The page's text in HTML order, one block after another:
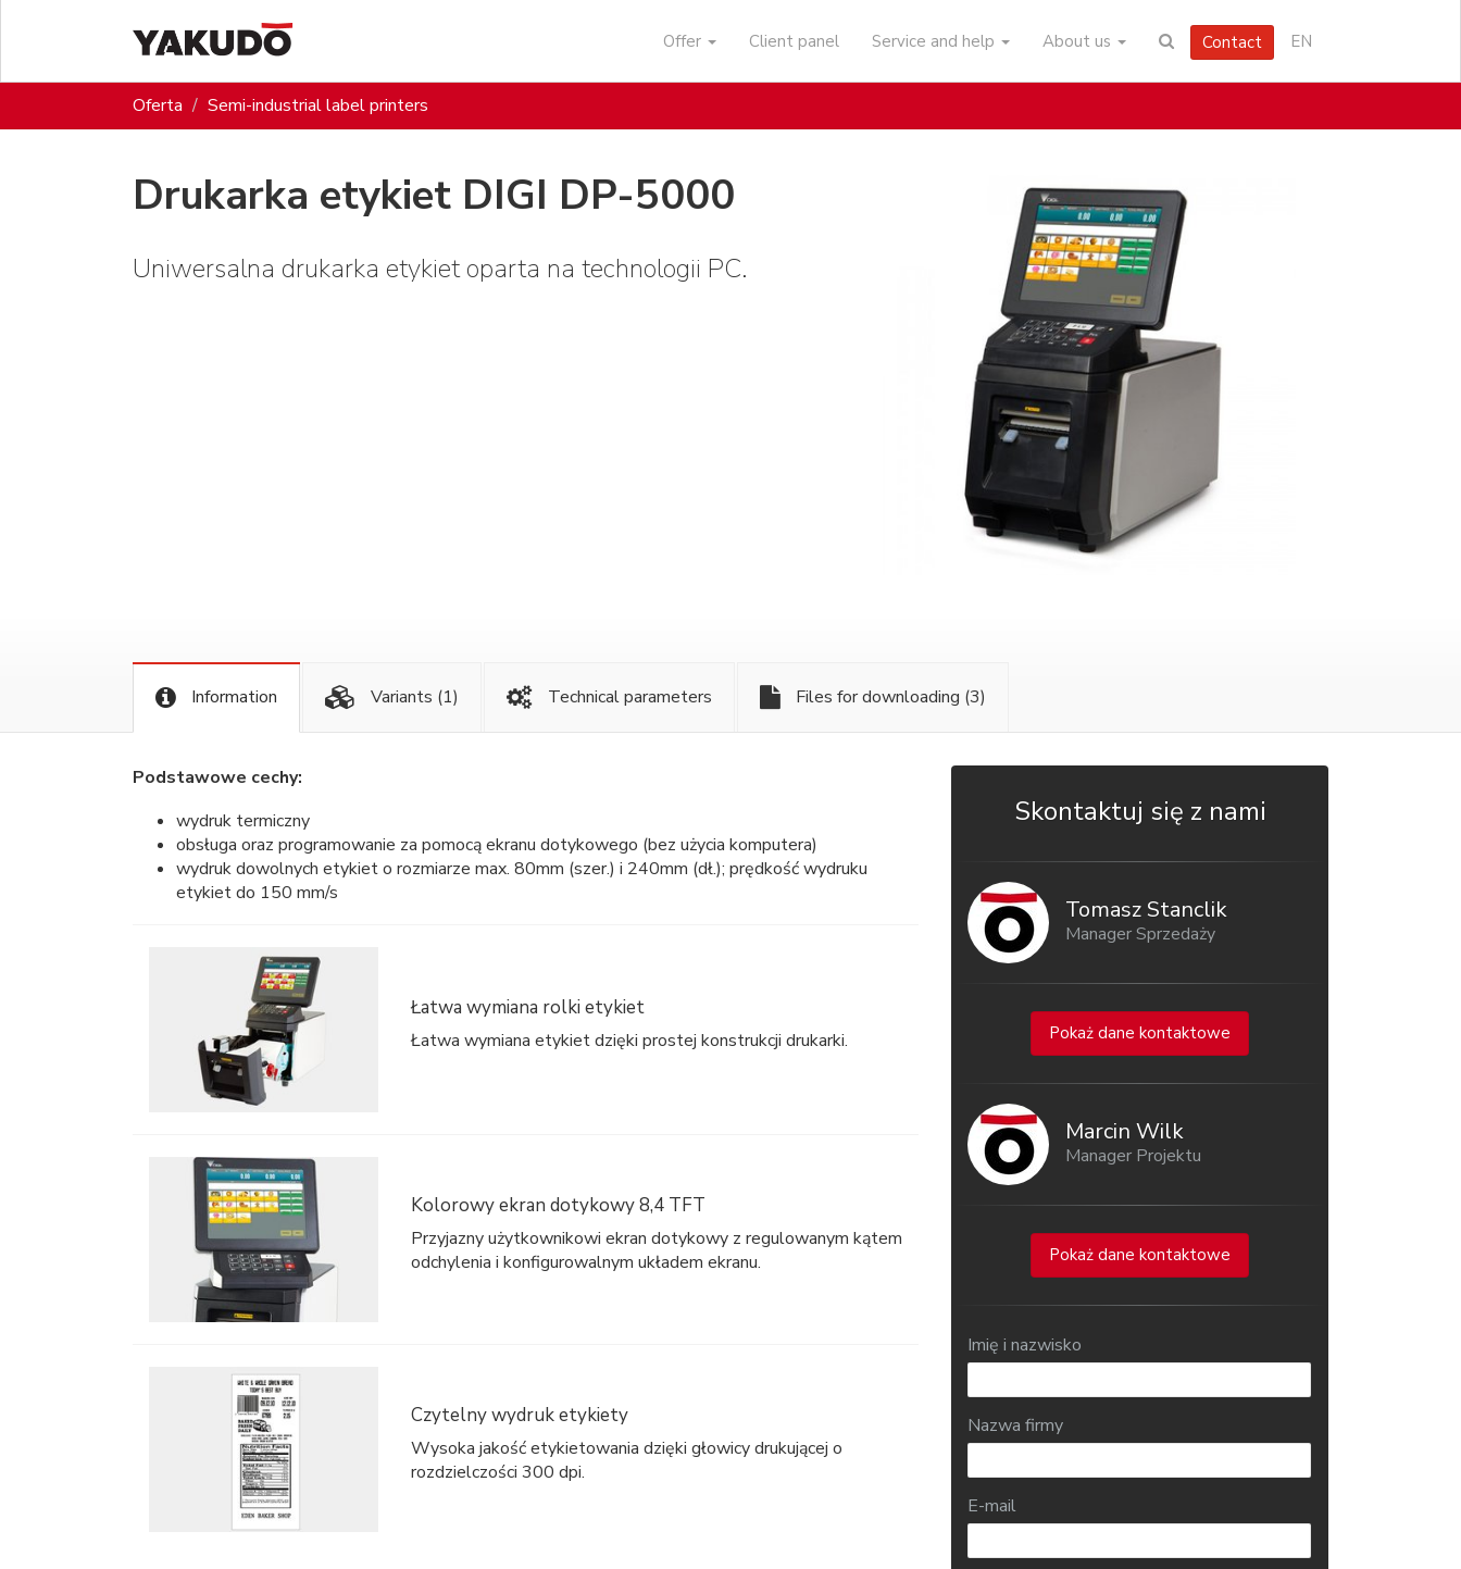
Offer Client panel Service and help About us Contact EN
Oferta Semi-industrial label printers
Drukarka etykiet DIGI DP-5000
Uniwersalna drukarka etykiet oparta na technologii PC.
Information Variants (1) Technical parameters Files for downloading (3)
Podstawowe cechy:
wydruk termiczny
obsługa oraz programowanie za pomocą ekranu dotykowego (bez użycia komputera)
wydruk dowolnych etykiet o rozmiarze max. 80mm (szer.) i 240mm (dł.); prędkość wydruku
etykiet do 150 mm/s
Łatwa wymiana rolki etykiet
Łatwa wymiana etykiet dzięki prostej konstrukcji drukarki.
Kolorowy ekran dotykowy 8,4 TFT
Przyjazny użytkownikowi ekran dotykowy z regulowanym kątem
odchylenia i konfigurowalnym układem ekranu.
Czytelny wydruk etykiety
Wysoka jakość etykietowania dzięki głowicy drukującej o
rozdzielczości 300 dpi.
Skontaktuj się z nami
Tomasz Stanclik
Manager Sprzedaży
Pokaż dane kontaktowe
Marcin Wilk
Manager Projektu
Pokaż dane kontaktowe
Imię i nazwisko
Nazwa firmy
E-mail